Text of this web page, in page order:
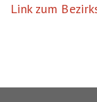
Link zum